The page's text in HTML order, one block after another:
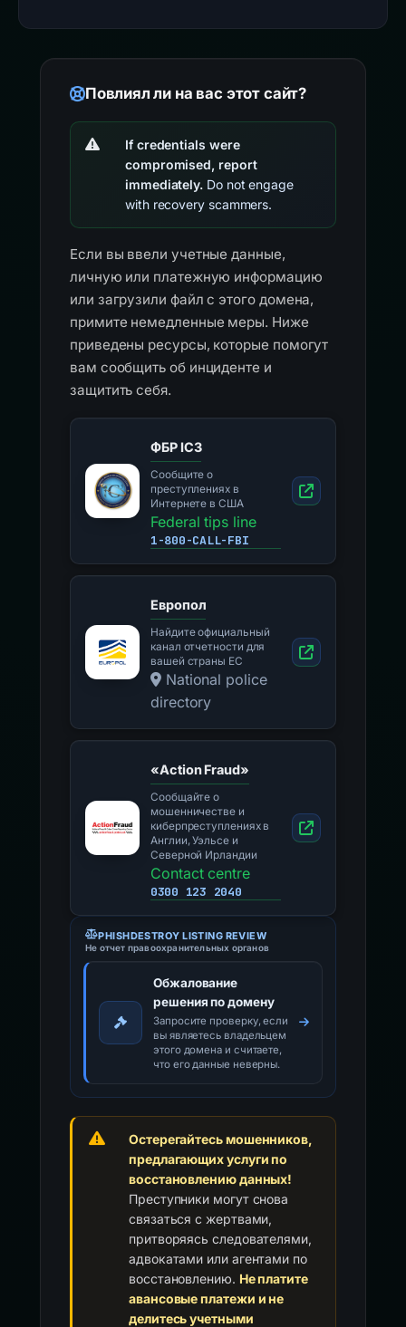
Повлиял ли на вас этот сайт?
If credentials were
compromised, report
immediately. Do not engage
with recovery scammers.
Если вы ввели учетные данные,
личную или платежную информацию
или загрузили файл с этого домена,
примите немедленные меры. Ниже
приведены ресурсы, которые помогут
вам сообщить об инциденте и
защитить себя.
ФБР IC3
Сообщите о
преступлениях в
Интернете в США
Federal tips line
1-800-CALL-FBI
Европол
Найдите официальный
канал отчетности для
вашей страны ЕС
National police
directory
«Action Fraud»
Сообщайте о
мошенничестве и
киберпреступлениях в
Англии, Уэльсе и
Северной Ирландии
Contact centre
0300 123 2040
PHISHDESTROY LISTING REVIEW
Не отчет правоохранительных органов
Обжалование
решения по домену
Запросите проверку, если
вы являетесь владельцем
этого домена и считаете,
что его данные неверны.
Остерегайтесь мошенников,
предлагающих услуги по
восстановлению данных!
Преступники могут снова
связаться с жертвами,
притворяясь следователями,
адвокатами или агентами по
восстановлению. Не платите
авансовые платежи и не
делитесь учетными